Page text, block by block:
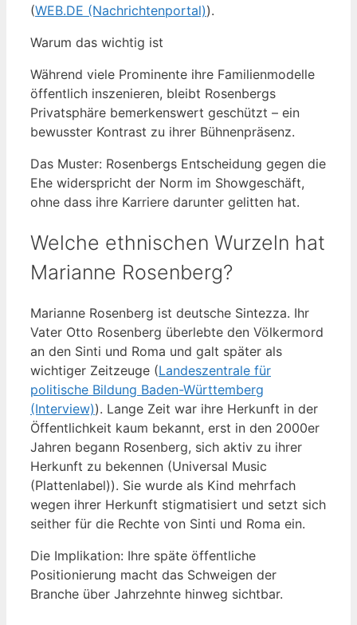
(WEB.DE (Nachrichtenportal)).
Warum das wichtig ist
Während viele Prominente ihre Familienmodelle
öffentlich inszenieren, bleibt Rosenbergs
Privatsphäre bemerkenswert geschützt – ein
bewusster Kontrast zu ihrer Bühnenpräsenz.
Das Muster: Rosenbergs Entscheidung gegen die
Ehe widerspricht der Norm im Showgeschäft,
ohne dass ihre Karriere darunter gelitten hat.
Welche ethnischen Wurzeln hat
Marianne Rosenberg?
Marianne Rosenberg ist deutsche Sintezza. Ihr
Vater Otto Rosenberg überlebte den Völkermord
an den Sinti und Roma und galt später als
wichtiger Zeitzeuge (Landeszentrale für
politische Bildung Baden-Württemberg
(Interview)). Lange Zeit war ihre Herkunft in der
Öffentlichkeit kaum bekannt, erst in den 2000er
Jahren begann Rosenberg, sich aktiv zu ihrer
Herkunft zu bekennen (Universal Music
(Plattenlabel)). Sie wurde als Kind mehrfach
wegen ihrer Herkunft stigmatisiert und setzt sich
seither für die Rechte von Sinti und Roma ein.
Die Implikation: Ihre späte öffentliche
Positionierung macht das Schweigen der
Branche über Jahrzehnte hinweg sichtbar.